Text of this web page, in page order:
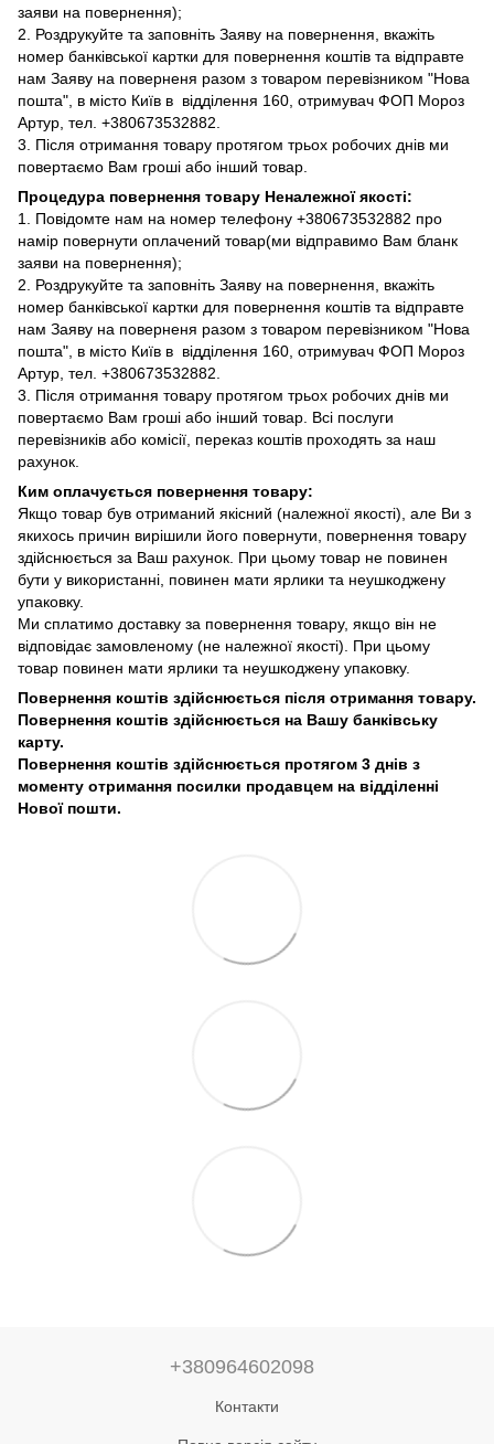
заяви на повернення);
2. Роздрукуйте та заповніть Заяву на повернення, вкажіть
номер банківської картки для повернення коштів та відправте
нам Заяву на поверненя разом з товаром перевізником "Нова
пошта", в місто Київ в відділення 160, отримувач ФОП Мороз
Артур, тел. +380673532882.
3. Після отримання товару протягом трьох робочих днів ми
повертаємо Вам гроші або інший товар.
Процедура повернення товару Неналежної якості:
1. Повідомте нам на номер телефону +380673532882 про
намір повернути оплачений товар(ми відправимо Вам бланк
заяви на повернення);
2. Роздрукуйте та заповніть Заяву на повернення, вкажіть
номер банківської картки для повернення коштів та відправте
нам Заяву на поверненя разом з товаром перевізником "Нова
пошта", в місто Київ в відділення 160, отримувач ФОП Мороз
Артур, тел. +380673532882.
3. Після отримання товару протягом трьох робочих днів ми
повертаємо Вам гроші або інший товар. Всі послуги
перевізників або комісії, переказ коштів проходять за наш
рахунок.
Ким оплачується повернення товару:
Якщо товар був отриманий якісний (належної якості), але Ви з
якихось причин вирішили його повернути, повернення товару
здійснюється за Ваш рахунок. При цьому товар не повинен
бути у використанні, повинен мати ярлики та неушкоджену
упаковку.
Ми сплатимо доставку за повернення товару, якщо він не
відповідає замовленому (не належної якості). При цьому
товар повинен мати ярлики та неушкоджену упаковку.
Повернення коштів здійснюється після отримання товару.
Повернення коштів здійснюється на Вашу банківську
карту.
Повернення коштів здійснюється протягом 3 днів з
моменту отримання посилки продавцем на відділенні
Нової пошти.
+380964602098
Контакти